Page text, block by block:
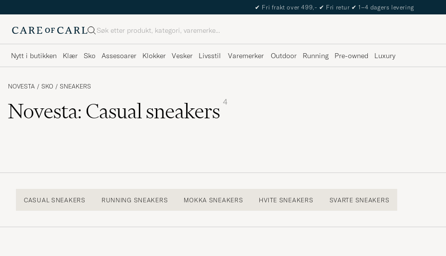
✔ Fri frakt over 499,- ✔ Fri retur ✔ 1–4 dagers levering
Søk
Nytt i butikken Klær Sko Assesoarer Klokker Vesker Livsstil Varemerker Outdoor Running Pre-owned Luxury
NOVESTA / SKO / SNEAKERS
Novesta: Casual sneakers 4
CASUAL SNEAKERS RUNNING SNEAKERS MOKKA SNEAKERS HVITE SNEAKERS SVARTE SNEAKERS